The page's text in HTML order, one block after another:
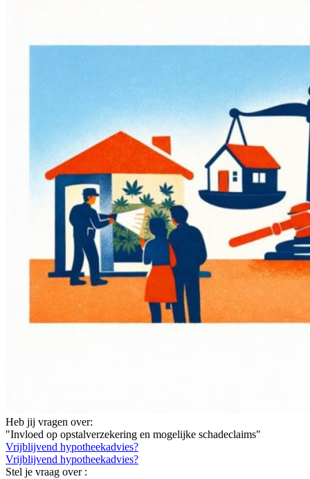
Heb jij vragen over:
"Invloed op opstalverzekering en mogelijke schadeclaims"
Vrijblijvend hypotheekadvies?
Vrijblijvend hypotheekadvies?
Stel je vraag over :